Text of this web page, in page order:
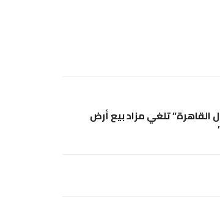
تلغي مزاد بيع أرض